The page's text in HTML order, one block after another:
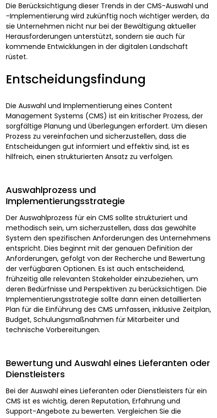
Die Berücksichtigung dieser Trends in der CMS-Auswahl und
-Implementierung wird zukünftig noch wichtiger werden, da
sie Unternehmen nicht nur bei der Bewältigung aktueller
Herausforderungen unterstützt, sondern sie auch für
kommende Entwicklungen in der digitalen Landschaft
rüstet.
Entscheidungsfindung
Die Auswahl und Implementierung eines Content
Management Systems (CMS) ist ein kritischer Prozess, der
sorgfältige Planung und Überlegungen erfordert. Um diesen
Prozess zu vereinfachen und sicherzustellen, dass die
Entscheidungen gut informiert und effektiv sind, ist es
hilfreich, einen strukturierten Ansatz zu verfolgen.
Auswahlprozess und
Implementierungsstrategie
Der Auswahlprozess für ein CMS sollte strukturiert und
methodisch sein, um sicherzustellen, dass das gewählte
System den spezifischen Anforderungen des Unternehmens
entspricht. Dies beginnt mit der genauen Definition der
Anforderungen, gefolgt von der Recherche und Bewertung
der verfügbaren Optionen. Es ist auch entscheidend,
frühzeitig alle relevanten Stakeholder einzubeziehen, um
deren Bedürfnisse und Perspektiven zu berücksichtigen. Die
Implementierungsstrategie sollte dann einen detaillierten
Plan für die Einführung des CMS umfassen, inklusive Zeitplan,
Budget, Schulungsmaßnahmen für Mitarbeiter und
technische Vorbereitungen.
Bewertung und Auswahl eines Lieferanten oder
Dienstleisters
Bei der Auswahl eines Lieferanten oder Dienstleisters für ein
CMS ist es wichtig, deren Reputation, Erfahrung und
Support-Angebote zu bewerten. Vergleichen Sie die